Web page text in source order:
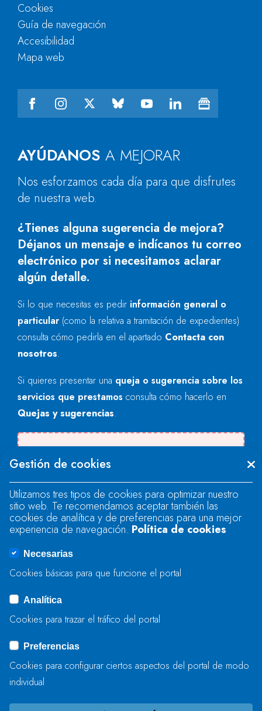
AYÚDANOS A MEJORAR
Nos esforzamos cada día para que disfrutes
de nuestra web.
¿Tienes alguna sugerencia de mejora?
Déjanos un mensaje e indícanos tu correo
electrónico por si necesitamos aclarar
algún detalle.
Si lo que necesitas es pedir información general o
particular (como la relativa a tramitación de expedientes)
consulta cómo pedirla en el apartado Contacta con
nosotros.
Si quieres presentar una queja o sugerencia sobre los
servicios que prestamos consulta cómo hacerlo en
Quejas y sugerencias.
"text".
Se produjo un error al cargar el campo
"text".
Se produjo un error al cargar el campo
ENVIAR
Cookies
Guía de navegación
Accesibilidad
Mapa web
Gestión de cookies
Utilizamos tres tipos de cookies para optimizar nuestro
sitio web. Te recomendamos aceptar también las
cookies de analítica y de preferencias para una mejor
experiencia de navegación. Política de cookies
Necesarias
Cookies básicas para que funcione el portal
Analítica
Cookies para trazar el tráfico del portal
Preferencias
Cookies para configurar ciertos aspectos del portal de modo
individual